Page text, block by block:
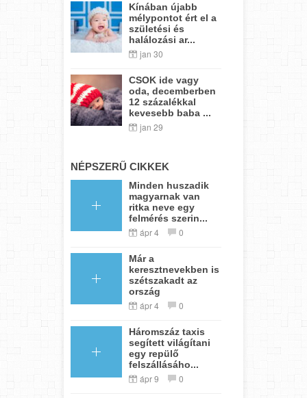
Kínában újabb
mélypontot ért el a
születési és
halálozási ar...
jan 30
CSOK ide vagy
oda, decemberben
12 százalékkal
kevesebb baba ...
jan 29
NÉPSZERŰ CIKKEK
Minden huszadik
magyarnak van
ritka neve egy
felmérés szerin...
ápr 4 0
Már a
keresztnevekben is
szétszakadt az
ország
ápr 4 0
Háromszáz taxis
segített világítani
egy repülő
felszállásáho...
ápr 9 0